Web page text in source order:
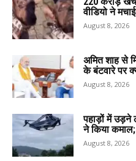
वीडियो ने
August 8, 2026
अमित शाह से
के बंटवारे पर
August 8, 2026
पहाड़ों में उड़ने
ने किया
August 8, 2026